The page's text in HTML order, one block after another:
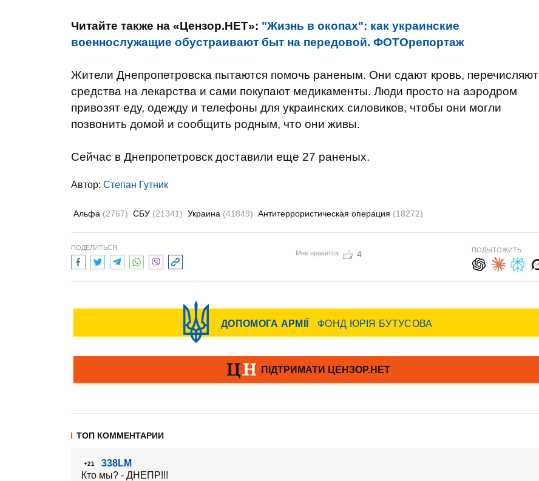
Читайте также на «Цензор.НЕТ»: "Жизнь в окопах": как украинские
военнослужащие обустраивают быт на передовой. ФОТОрепортаж
Жители Днепропетровска пытаются помочь раненым. Они сдают кровь, перечисляют
средства на лекарства и сами покупают медикаменты. Люди просто на аэродром
привозят еду, одежду и телефоны для украинских силовиков, чтобы они могли
позвонить домой и сообщить родным, что они живы.
Сейчас в Днепропетровск доставили еще 27 раненых.
Автор: Степан Гутник
Альфа (2767) СБУ (21341) Украина (41849) Антитеррористическая операция (18272)
ПОДЕЛИТЬСЯ:
Мне нравится 4 ПОДЫТОЖИТЬ:
ТОП КОММЕНТАРИИ
+21
338LM
Кто мы? - ДНЕПР!!!